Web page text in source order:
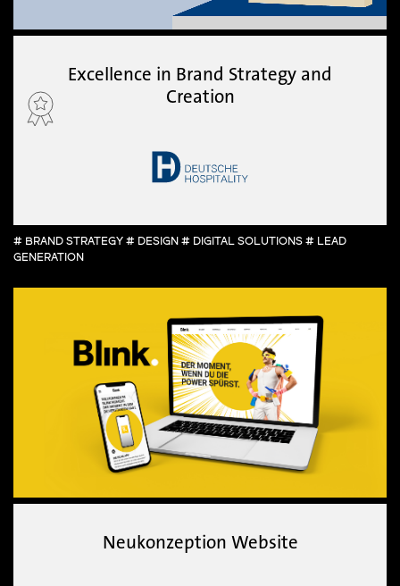
Excellence in Brand Strategy and
Creation
# BRAND STRATEGY # DESIGN # DIGITAL SOLUTIONS # LEAD
GENERATION
Neukonzeption Website